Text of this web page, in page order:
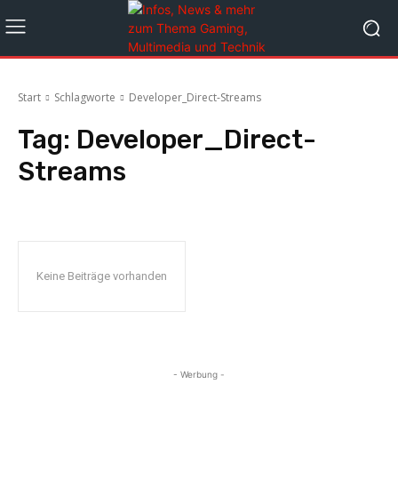
Start Schlagworte Developer_Direct-Streams
Tag: Developer_Direct-
Streams
Keine Beiträge vorhanden
- Werbung -